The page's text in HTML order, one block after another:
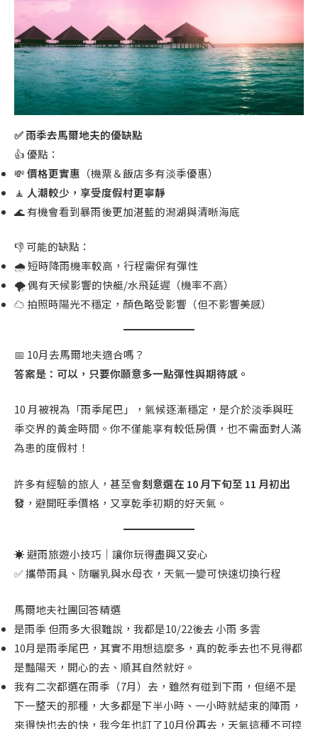
✅ 雨季去馬爾地夫的優缺點
👍 優點：
💸價格更實惠 （機票＆飯店多有淡季優惠）
🧘 人潮較少，享受度假村更寧靜
🌊 有機會看到暴雨後更加湛藍的潟湖與清晰海底
👎 可能的缺點：
🌧 短時降雨機率較高，行程需保有彈性
🌪 偶有天候影響的快艇/水飛延遲（機率不高）
☁ 拍照時陽光不穩定，顏色略受影響（但不影響美感）
📅 10月去馬爾地夫適合嗎？
答案是：可以，只要你願意多一點彈性與期待感。
10 月被視為「雨季尾巴」，氣候逐漸穩定，是介於淡季與旺
季交界的黃金時間。你不僅能享有較低房價，也不需面對人滿
為患的度假村！
許多有經驗的旅人，甚至會刻意選在 10 月下旬至 11 月初出
發 ，避開旺季價格，又享乾季初期的好天氣。
☀ 避雨旅遊小技巧｜讓你玩得盡興又安心
✅ 攜帶雨具、防曬乳與水母衣，天氣一變可快速切換行程
馬爾地夫社團回答精選
是雨季 但雨多大很難說，我都是10/22後去 小雨 多雲
10月是雨季尾巴，其實不用想這麼多，真的乾季去也不見得都
是豔陽天，開心的去、順其自然就好。
我有二次都選在雨季（7月）去，雖然有碰到下雨，但絕不是
下一整天的那種，大多都是下半小時、一小時就結束的陣雨，
來得快也去的快，我今年也訂了10月份再去，天氣這種不可控